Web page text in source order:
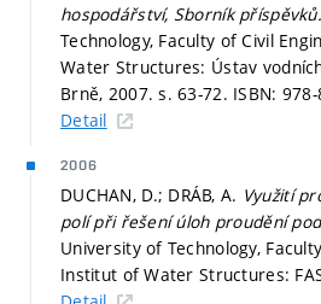
hospodářství, Sborník příspěvků.
Technology, Faculty of Civil
Water Structures: Ústav
Brně, 2007.s. 63-72. ISBN:
Detail
2006
DUCHAN, D.; DRÁB, A. Využití
polí při řešení úloh proudění
University of Technology,
Institut of Water Structures: